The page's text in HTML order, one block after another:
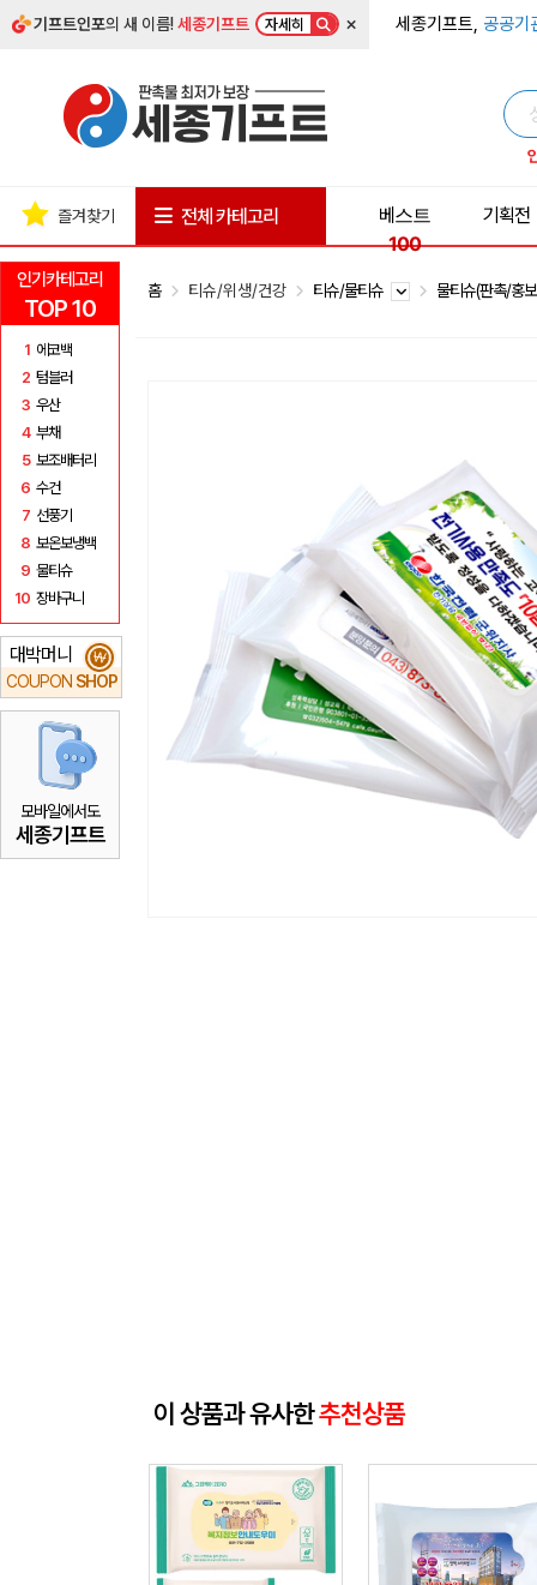
기프트인포의 새 이름!세종기프트 자세히 × 세종기프트, 공공기
인기카테고리
TOP 10
1 에코백
2 텀블러
3 우산
4 부채
5 보조배터리
6 수건
7 선풍기
8 보온보냉백
9 물티슈
10 장바구니
대박머니
COUPON SHOP
₩
모바일에서도
세종기프트
즐겨찾기 전체 카테고리
베스트
100
기획전
홈 티슈/위생/건강 티슈/물티슈 물티슈(판촉/홍
이 상품과 유사한추천상품